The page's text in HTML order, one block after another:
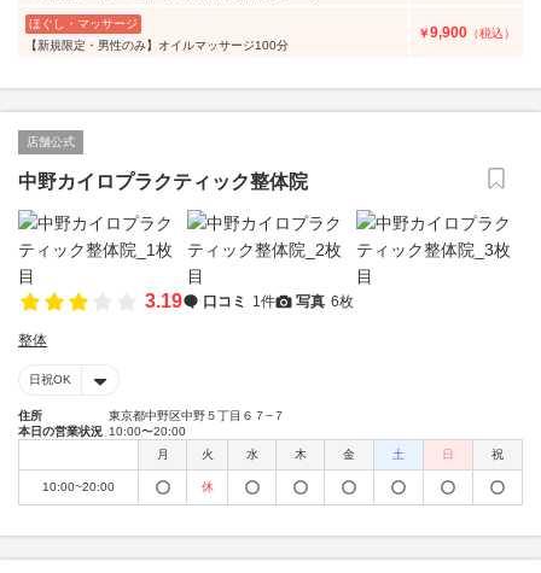
ほぐし・マッサージ
【新規限定・男性のみ】オイルマッサージ100分
￥9,900 （税込）
店舗公式
中野カイロプラクティック整体院
3.19 口コミ 1件 写真 6枚
整体
日祝OK
住所
東京都中野区中野５丁目６７−７
本日の営業状況 10:00〜20:00
月
火 水 木 金 土 日 祝
10:00~20:00 休